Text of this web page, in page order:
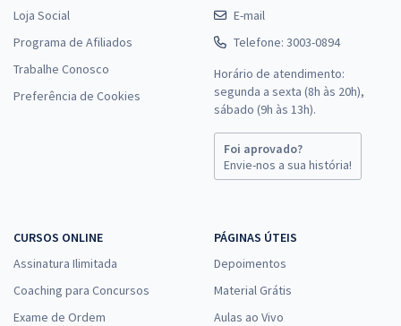
Loja Social
Programa de Afiliados
Trabalhe Conosco
Preferência de Cookies
E-mail
Telefone: 3003-0894
Horário de atendimento:
segunda a sexta (8h às 20h),
sábado (9h às 13h).
Foi aprovado?
Envie-nos a sua história!
CURSOS ONLINE
Assinatura Ilimitada
Coaching para Concursos
Exame de Ordem
PÁGINAS ÚTEIS
Depoimentos
Material Grátis
Aulas ao Vivo